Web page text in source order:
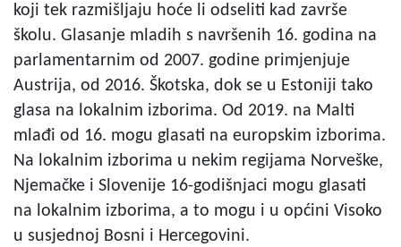
koji tek razmišljaju hoće li odseliti kad završe
školu. Glasanje mladih s navršenih 16. godina na
parlamentarnim od 2007. godine primjenjuje
Austrija, od 2016. Škotska, dok se u Estoniji tako
glasa na lokalnim izborima. Od 2019. na Malti
mlađi od 16. mogu glasati na europskim izborima.
Na lokalnim izborima u nekim regijama Norveške,
Njemačke i Slovenije 16-godišnjaci mogu glasati
na lokalnim izborima, a to mogu i u općini Visoko
u susjednoj Bosni i Hercegovini.